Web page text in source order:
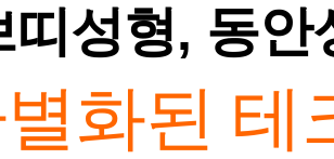
성형, 동안
화된 테